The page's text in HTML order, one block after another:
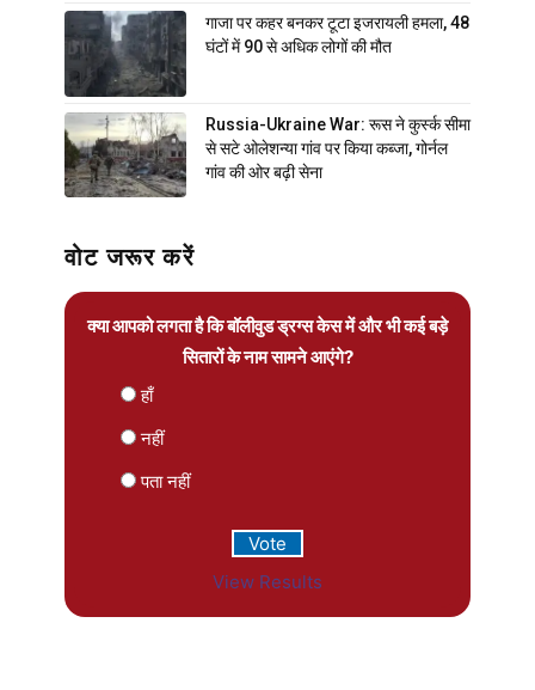
गाजा पर कहर बनकर टूटा इजरायली हमला, 48
घंटों में 90 से अधिक लोगों की मौत
Russia-Ukraine War: रूस ने कुर्स्क सीमा
से सटे ओलेशन्या गांव पर किया कब्जा, गोर्नल
गांव की ओर बढ़ी सेना
वोट जरूर करें
क्या आपको लगता है कि बॉलीवुड ड्रग्स केस में और भी कई बड़े
सितारों के नाम सामने आएंगे?
हाँ
नहीं
पता नहीं
View Results